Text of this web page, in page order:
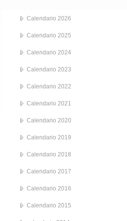
Calendario 2026
Calendario 2025
Calendario 2024
Calendario 2023
Calendario 2022
Calendario 2021
Calendario 2020
Calendario 2019
Calendario 2018
Calendario 2017
Calendario 2016
Calendario 2015